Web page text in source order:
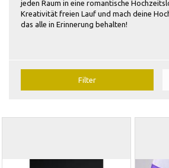
jeden Raum in eine romantische
Kreativität freien Lauf und mach deine
das alle in Erinnerung behalten!
Filter